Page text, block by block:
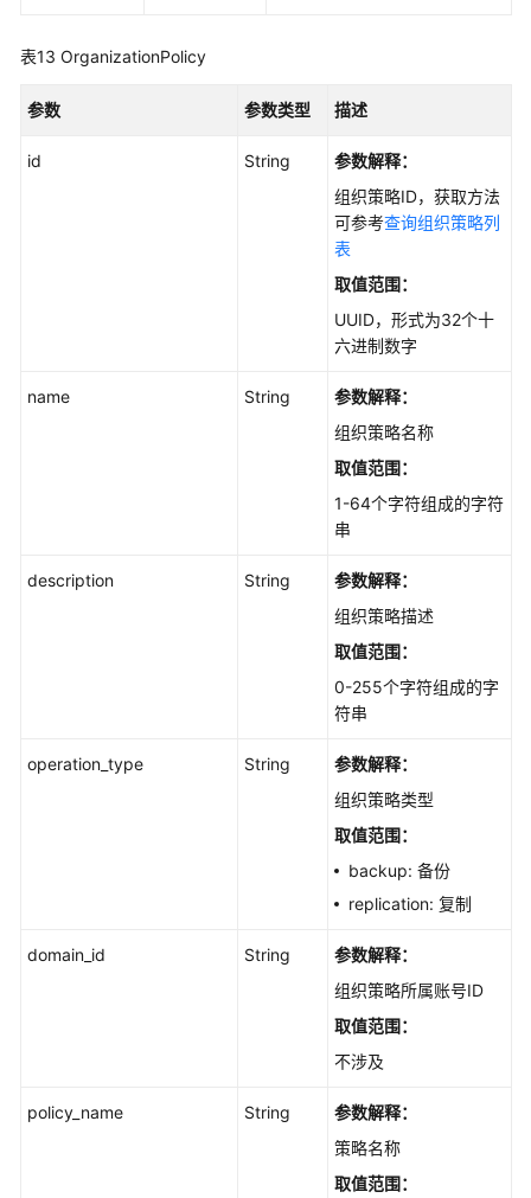
表13 OrganizationPolicy
参数 参数类型 描述
id String
参数解释：
组织策略ID，获取方法
可参考查询组织策略列
表
取值范围：
UUID，形式为32个十
六进制数字
name String
参数解释：
组织策略名称
取值范围：
1-64个字符组成的字符
串
description String
参数解释：
组织策略描述
取值范围：
0-255个字符组成的字
符串
operation_type String
参数解释：
组织策略类型
取值范围：
backup: 备份
replication: 复制
domain_id String
参数解释：
组织策略所属账号ID
取值范围：
不涉及
policy_name String
参数解释：
策略名称
取值范围：